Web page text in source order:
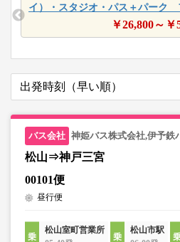
イ）・スタジオ・パス＋パー
￥26,800～￥
神姫バス株式会社,伊予鉄
松山⇒神戸三宮
00101便
昼行便
松山室町営業所
松山市駅